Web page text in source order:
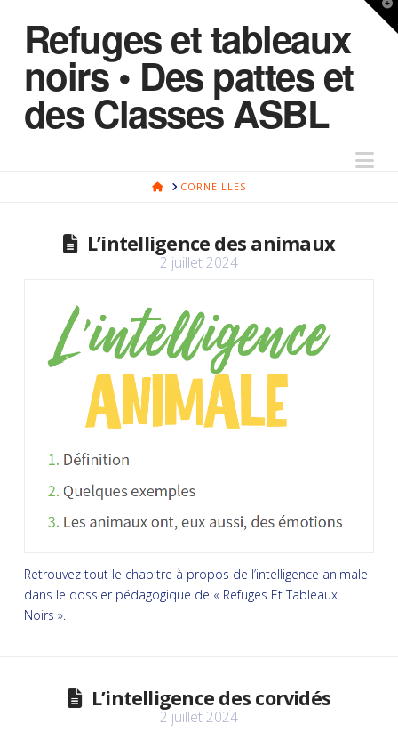
Refuges et tableaux
noirs • Des pattes et
des Classes ASBL
HOMECORNEILLES
L’intelligence des animaux
2 juillet 2024
Retrouvez tout le chapitre à propos de l’intelligence animale
dans le dossier pédagogique de « Refuges Et Tableaux
Noirs ».
L’intelligence des corvidés
2 juillet 2024